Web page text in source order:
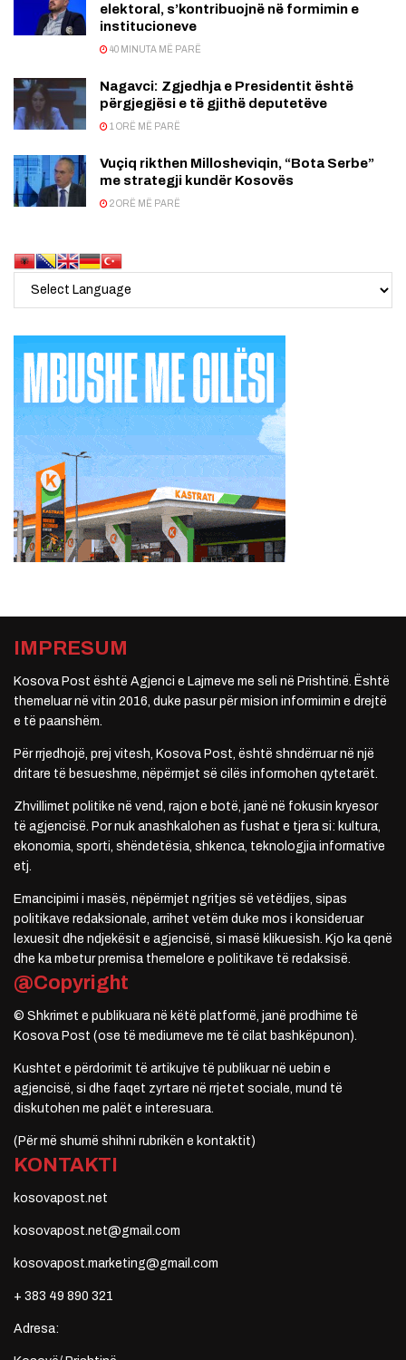
elektoral, s’kontribuojnë në formimin e
institucioneve
40 MINUTA MË PARË
Nagavci: Zgjedhja e Presidentit është
përgjegjësi e të gjithë deputetëve
1 ORË MË PARË
Vuçiq rikthen Millosheviqin, “Bota Serbe”
me strategji kundër Kosovës
2 ORË MË PARË
IMPRESUM
Kosova Post është Agjenci e Lajmeve me seli në Prishtinë. Është
themeluar në vitin 2016, duke pasur për mision informimin e drejtë
e të paanshëm.
Për rrjedhojë, prej vitesh, Kosova Post, është shndërruar në një
dritare të besueshme, nëpërmjet së cilës informohen qytetarët.
Zhvillimet politike në vend, rajon e botë, janë në fokusin kryesor
të agjencisë. Por nuk anashkalohen as fushat e tjera si: kultura,
ekonomia, sporti, shëndetësia, shkenca, teknologjia informative
etj.
Emancipimi i masës, nëpërmjet ngritjes së vetëdijes, sipas
politikave redaksionale, arrihet vetëm duke mos i konsideruar
lexuesit dhe ndjekësit e agjencisë, si masë klikuesish. Kjo ka qenë
dhe ka mbetur premisa themelore e politikave të redaksisë.
@Copyright
© Shkrimet e publikuara në këtë platformë, janë prodhime të
Kosova Post (ose të mediumeve me të cilat bashkëpunon).
Kushtet e përdorimit të artikujve të publikuar në uebin e
agjencisë, si dhe faqet zyrtare në rrjetet sociale, mund të
diskutohen me palët e interesuara.
(Për më shumë shihni rubrikën e kontaktit)
KONTAKTI
kosovapost.net
kosovapost.net@gmail.com
kosovapost.marketing@gmail.com
+ 383 49 890 321
Adresa: